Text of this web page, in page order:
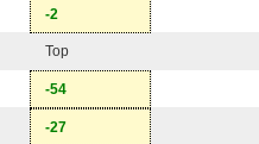
-2
Top
-54
-27